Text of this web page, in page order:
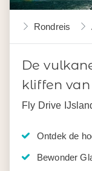
Rondreis
De
kliffen
Fly Drive
Ontdek de
Bewonder